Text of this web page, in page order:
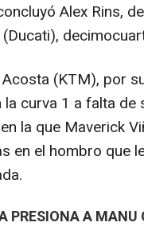
Alex Rins,
(Ducati),
(KTM), por
la curva 1 a falta
la que Maverick
en el hombro que
PRESIONA A